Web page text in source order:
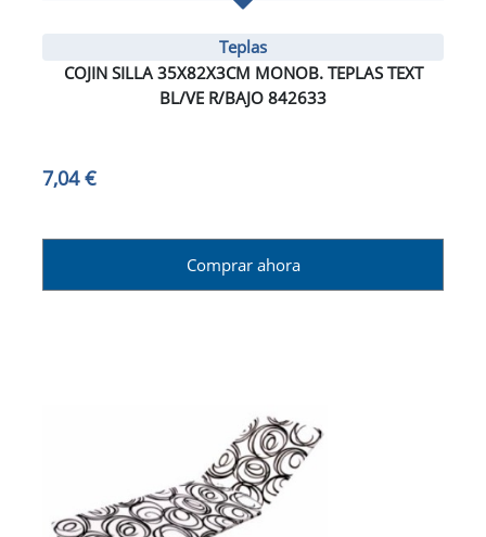
Teplas
COJIN SILLA 35X82X3CM MONOB. TEPLAS TEXT
BL/VE R/BAJO 842633
7,04 €
Comprar ahora